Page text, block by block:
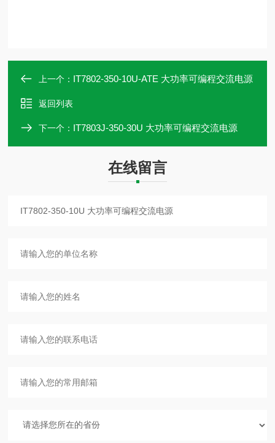
上一个： IT7802-350-10U-ATE 大功率可编程交流电源
返回列表
下一个： IT7803J-350-30U 大功率可编程交流电源
在线留言